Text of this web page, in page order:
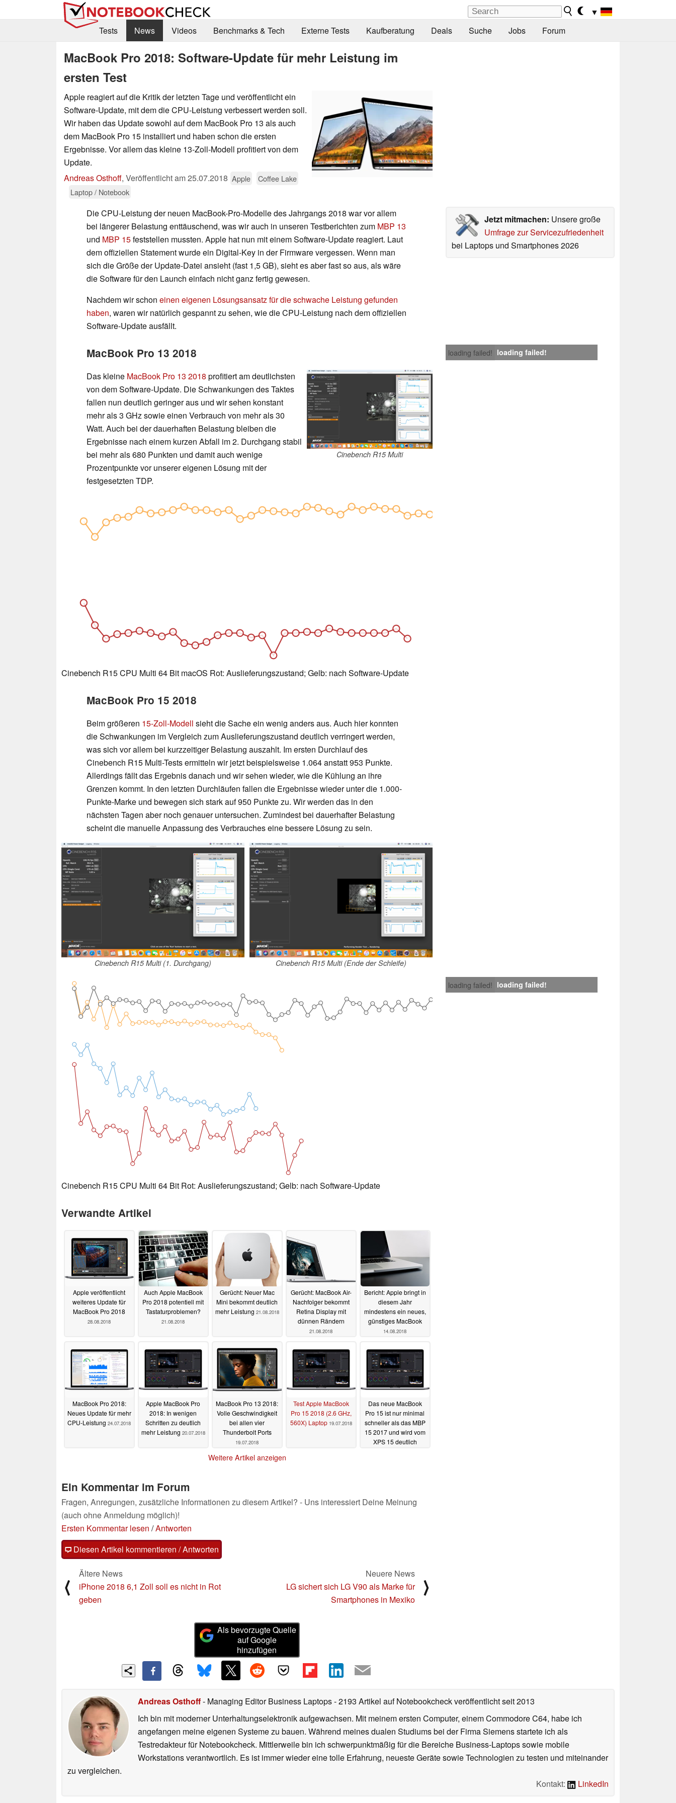
▼
Tests
News Videos Benchmarks & Tech Externe Tests Kaufberatung Deals Suche Jobs Forum
MacBook Pro 2018: Software-Update für mehr Leistung im
ersten Test
Apple reagiert auf die Kritik der letzten Tage und veröffentlicht ein
Software-Update, mit dem die CPU-Leistung verbessert werden soll.
Wir haben das Update sowohl auf dem MacBook Pro 13 als auch
dem MacBook Pro 15 installiert und haben schon die ersten
Ergebnisse. Vor allem das kleine 13-Zoll-Modell profitiert von dem
Update.
Andreas Osthoff, Veröffentlicht am25.07.2018 Apple
Coffee Lake
Laptop / Notebook
Jetzt mitmachen: Unsere große
Umfrage zur Servicezufriedenheit
bei Laptops und Smartphones 2026
Die CPU-Leistung der neuen MacBook-Pro-Modelle des Jahrgangs 2018 war vor allem
bei längerer Belastung enttäuschend, was wir auch in unseren Testberichten zum MBP 13
und MBP 15feststellen mussten. Apple hat nun mit einem Software-Update reagiert. Laut
dem offiziellen Statement wurde ein Digital-Key in der Firmware vergessen. Wenn man
sich die Größe der Update-Datei ansieht (fast 1,5 GB), sieht es aber fast so aus, als wäre
die Software für den Launch einfach nicht ganz fertig gewesen.
Nachdem wir schon einen eigenen Lösungsansatz für die schwache Leistung gefunden
haben, waren wir natürlich gespannt zu sehen, wie die CPU-Leistung nach dem offiziellen
Software-Update ausfällt.
loading failed! loading failed!
MacBook Pro 13 2018
Cinebench R15 Multi
Das kleine MacBook Pro 13 2018 profitiert am deutlichsten
von dem Software-Update. Die Schwankungen des Taktes
fallen nun deutlich geringer aus und wir sehen konstant
mehr als 3 GHz sowie einen Verbrauch von mehr als 30
Watt. Auch bei der dauerhaften Belastung bleiben die
Ergebnisse nach einem kurzen Abfall im 2. Durchgang stabil
bei mehr als 680 Punkten und damit auch wenige
Prozentpunkte vor unserer eigenen Lösung mit der
festgesetzten TDP.
Cinebench R15 CPU Multi 64 Bit macOS Rot: Auslieferungszustand; Gelb: nach Software-Update
MacBook Pro 15 2018
Beim größeren 15-Zoll-Modell sieht die Sache ein wenig anders aus. Auch hier konnten
die Schwankungen im Vergleich zum Auslieferungszustand deutlich verringert werden,
was sich vor allem bei kurzzeitiger Belastung auszahlt. Im ersten Durchlauf des
Cinebench R15 Multi-Tests ermitteln wir jetzt beispielsweise 1.064 anstatt 953 Punkte.
Allerdings fällt das Ergebnis danach und wir sehen wieder, wie die Kühlung an ihre
Grenzen kommt. In den letzten Durchläufen fallen die Ergebnisse wieder unter die 1.000-
Punkte-Marke und bewegen sich stark auf 950 Punkte zu. Wir werden das in den
nächsten Tagen aber noch genauer untersuchen. Zumindest bei dauerhafter Belastung
scheint die manuelle Anpassung des Verbrauches eine bessere Lösung zu sein.
Cinebench R15 Multi (1. Durchgang) Cinebench R15 Multi (Ende der Schleife)
loading failed! loading failed!
Cinebench R15 CPU Multi 64 Bit Rot: Auslieferungszustand; Gelb: nach Software-Update
Verwandte Artikel
Apple veröffentlicht
weiteres Update für
MacBook Pro 2018
28.08.2018
Auch Apple MacBook
Pro 2018 potentiell mit
Tastaturproblemen?
21.08.2018
Gerücht: Neuer Mac
Mini bekommt deutlich
mehr Leistung 21.08.2018
Gerücht: MacBook Air-
Nachfolger bekommt
Retina Display mit
dünnen Rändern
21.08.2018
Bericht: Apple bringt in
diesem Jahr
mindestens ein neues,
günstiges MacBook
14.08.2018
MacBook Pro 2018:
Neues Update für mehr
CPU-Leistung 24.07.2018
Apple MacBook Pro
2018: In wenigen
Schritten zu deutlich
mehr Leistung 20.07.2018
MacBook Pro 13 2018:
Volle Geschwindigkeit
bei allen vier
Thunderbolt Ports
19.07.2018
Test Apple MacBook
Pro 15 2018 (2.6 GHz,
560X) Laptop 19.07.2018
Das neue MacBook
Pro 15 ist nur minimal
schneller als das MBP
15 2017 und wird vom
XPS 15 deutlich
Weitere Artikel anzeigen
Ein Kommentar im Forum
Fragen, Anregungen, zusätzliche Informationen zu diesem Artikel? - Uns interessiert Deine Meinung
(auch ohne Anmeldung möglich)!
Ersten Kommentar lesen /Antworten
Diesen Artikel kommentieren / Antworten
⟨
Ältere News
iPhone 2018 6,1 Zoll soll es nicht in Rot
geben
Neuere News
LG sichert sich LG V90 als Marke für
Smartphones in Mexiko
⟩
Als bevorzugte Quelle
auf Google
hinzufügen
Andreas Osthoff- Managing Editor Business Laptops- 2193 Artikel auf Notebookcheck veröffentlichtseit 2013
Ich bin mit moderner Unterhaltungselektronik aufgewachsen. Mit meinem ersten Computer, einem Commodore C64, habe ich
angefangen meine eigenen Systeme zu bauen. Während meines dualen Studiums bei der Firma Siemens startete ich als
Testredakteur für Notebookcheck. Mittlerweile bin ich schwerpunktmäßig für die Bereiche Business-Laptops sowie mobile
Workstations verantwortlich. Es ist immer wieder eine tolle Erfahrung, neueste Geräte sowie Technologien zu testen und miteinander
zu vergleichen.
Kontakt:
LinkedIn